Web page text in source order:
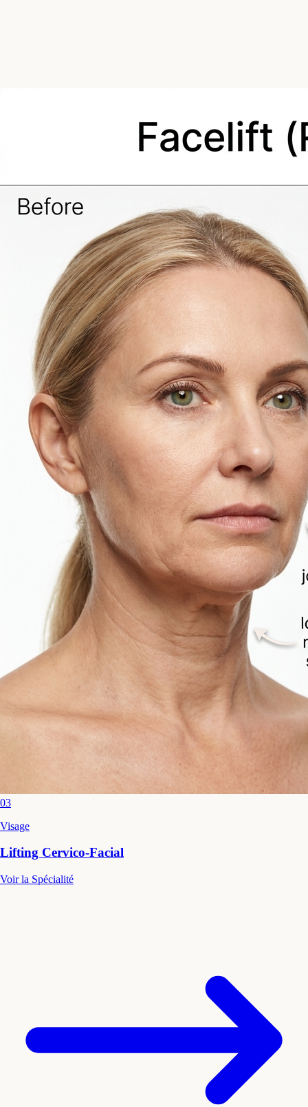
03
Visage
Lifting Cervico-Facial
Voir la Spécialité